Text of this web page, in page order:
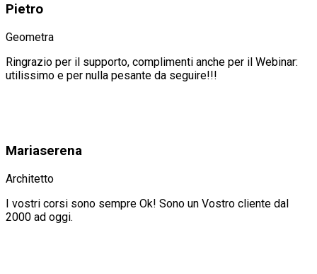
Pietro
Geometra
Ringrazio per il supporto, complimenti anche per il Webinar:
utilissimo e per nulla pesante da seguire!!!
Mariaserena
Architetto
I vostri corsi sono sempre Ok! Sono un Vostro cliente dal
2000 ad oggi.